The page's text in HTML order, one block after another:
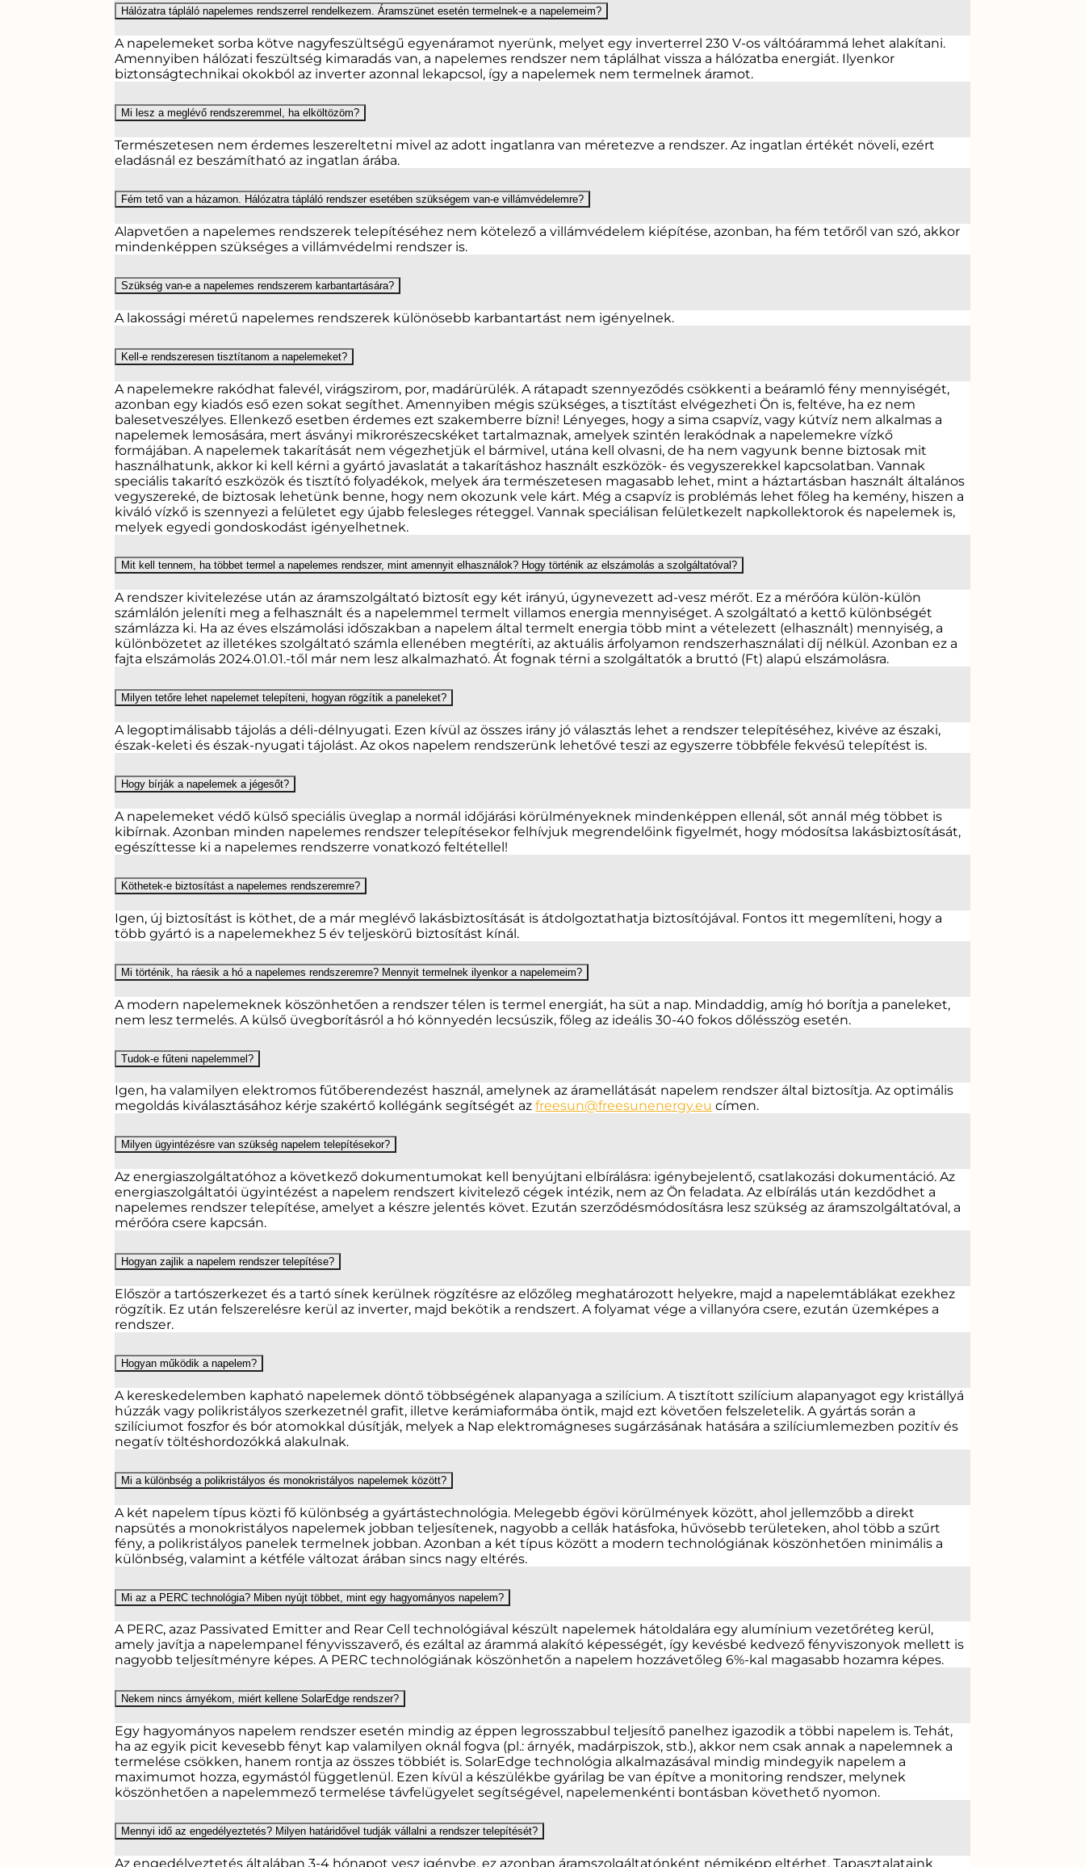
Hálózatra tápláló napelemes rendszerrel rendelkezem. Áramszünet esetén termelnek-e a napelemeim?
A napelemeket sorba kötve nagyfeszültségű egyenáramot nyerünk, melyet egy inverterrel 230 V-os váltóárammá lehet alakítani.
Amennyiben hálózati feszültség kimaradás van, a napelemes rendszer nem táplálhat vissza a hálózatba energiát. Ilyenkor
biztonságtechnikai okokból az inverter azonnal lekapcsol, így a napelemek nem termelnek áramot.
Mi lesz a meglévő rendszeremmel, ha elköltözöm?
Természetesen nem érdemes leszereltetni mivel az adott ingatlanra van méretezve a rendszer. Az ingatlan értékét növeli, ezért
eladásnál ez beszámítható az ingatlan árába.
Fém tető van a házamon. Hálózatra tápláló rendszer esetében szükségem van-e villámvédelemre?
Alapvetően a napelemes rendszerek telepítéséhez nem kötelező a villámvédelem kiépítése, azonban, ha fém tetőről van szó, akkor
mindenképpen szükséges a villámvédelmi rendszer is.
Szükség van-e a napelemes rendszerem karbantartására?
A lakossági méretű napelemes rendszerek különösebb karbantartást nem igényelnek.
Kell-e rendszeresen tisztítanom a napelemeket?
A napelemekre rakódhat falevél, virágszirom, por, madárürülék. A rátapadt szennyeződés csökkenti a beáramló fény mennyiségét,
azonban egy kiadós eső ezen sokat segíthet. Amennyiben mégis szükséges, a tisztítást elvégezheti Ön is, feltéve, ha ez nem
balesetveszélyes. Ellenkező esetben érdemes ezt szakemberre bízni! Lényeges, hogy a sima csapvíz, vagy kútvíz nem alkalmas a
napelemek lemosására, mert ásványi mikrorészecskéket tartalmaznak, amelyek szintén lerakódnak a napelemekre vízkő
formájában. A napelemek takarítását nem végezhetjük el bármivel, utána kell olvasni, de ha nem vagyunk benne biztosak mit
használhatunk, akkor ki kell kérni a gyártó javaslatát a takarításhoz használt eszközök- és vegyszerekkel kapcsolatban. Vannak
speciális takarító eszközök és tisztító folyadékok, melyek ára természetesen magasabb lehet, mint a háztartásban használt általános
vegyszereké, de biztosak lehetünk benne, hogy nem okozunk vele kárt. Még a csapvíz is problémás lehet főleg ha kemény, hiszen a
kiváló vízkő is szennyezi a felületet egy újabb felesleges réteggel. Vannak speciálisan felületkezelt napkollektorok és napelemek is,
melyek egyedi gondoskodást igényelhetnek.
Mit kell tennem, ha többet termel a napelemes rendszer, mint amennyit elhasználok? Hogy történik az elszámolás a szolgáltatóval?
A rendszer kivitelezése után az áramszolgáltató biztosít egy két irányú, úgynevezett ad-vesz mérőt. Ez a mérőóra külön-külön
számlálón jeleníti meg a felhasznált és a napelemmel termelt villamos energia mennyiséget. A szolgáltató a kettő különbségét
számlázza ki. Ha az éves elszámolási időszakban a napelem által termelt energia több mint a vételezett (elhasznált) mennyiség, a
különbözetet az illetékes szolgáltató számla ellenében megtéríti, az aktuális árfolyamon rendszerhasználati díj nélkül. Azonban ez a
fajta elszámolás 2024.01.01.-től már nem lesz alkalmazható. Át fognak térni a szolgáltatók a bruttó (Ft) alapú elszámolásra.
Milyen tetőre lehet napelemet telepíteni, hogyan rögzítik a paneleket?
A legoptimálisabb tájolás a déli-délnyugati. Ezen kívül az összes irány jó választás lehet a rendszer telepítéséhez, kivéve az északi,
észak-keleti és észak-nyugati tájolást. Az okos napelem rendszerünk lehetővé teszi az egyszerre többféle fekvésű telepítést is.
Hogy bírják a napelemek a jégesőt?
A napelemeket védő külső speciális üveglap a normál időjárási körülményeknek mindenképpen ellenál, sőt annál még többet is
kibírnak. Azonban minden napelemes rendszer telepítésekor felhívjuk megrendelőink figyelmét, hogy módosítsa lakásbiztosítását,
egészíttesse ki a napelemes rendszerre vonatkozó feltétellel!
Köthetek-e biztosítást a napelemes rendszeremre?
Igen, új biztosítást is köthet, de a már meglévő lakásbiztosítását is átdolgoztathatja biztosítójával. Fontos itt megemlíteni, hogy a
több gyártó is a napelemekhez 5 év teljeskörű biztosítást kínál.
Mi történik, ha ráesik a hó a napelemes rendszeremre? Mennyit termelnek ilyenkor a napelemeim?
A modern napelemeknek köszönhetően a rendszer télen is termel energiát, ha süt a nap. Mindaddig, amíg hó borítja a paneleket,
nem lesz termelés. A külső üvegborításról a hó könnyedén lecsúszik, főleg az ideális 30-40 fokos dőlésszög esetén.
Tudok-e fűteni napelemmel?
Igen, ha valamilyen elektromos fűtőberendezést használ, amelynek az áramellátását napelem rendszer által biztosítja. Az optimális
megoldás kiválasztásához kérje szakértő kollégánk segítségét azfreesun@freesunenergy.eu címen.
Milyen ügyintézésre van szükség napelem telepítésekor?
Az energiaszolgáltatóhoz a következő dokumentumokat kell benyújtani elbírálásra: igénybejelentő, csatlakozási dokumentáció. Az
energiaszolgáltatói ügyintézést a napelem rendszert kivitelező cégek intézik, nem az Ön feladata. Az elbírálás után kezdődhet a
napelemes rendszer telepítése, amelyet a készre jelentés követ. Ezután szerződésmódosításra lesz szükség az áramszolgáltatóval, a
mérőóra csere kapcsán.
Hogyan zajlik a napelem rendszer telepítése?
Először a tartószerkezet és a tartó sínek kerülnek rögzítésre az előzőleg meghatározott helyekre, majd a napelemtáblákat ezekhez
rögzítik. Ez után felszerelésre kerül az inverter, majd bekötik a rendszert. A folyamat vége a villanyóra csere, ezután üzemképes a
rendszer.
Hogyan működik a napelem?
A kereskedelemben kapható napelemek döntő többségének alapanyaga a szilícium. A tisztított szilícium alapanyagot egy kristállyá
húzzák vagy polikristályos szerkezetnél grafit, illetve kerámiaformába öntik, majd ezt követően felszeletelik. A gyártás során a
szilíciumot foszfor és bór atomokkal dúsítják, melyek a Nap elektromágneses sugárzásának hatására a szilíciumlemezben pozitív és
negatív töltéshordozókká alakulnak.
Mi a különbség a polikristályos és monokristályos napelemek között?
A két napelem típus közti fő különbség a gyártástechnológia. Melegebb égövi körülmények között, ahol jellemzőbb a direkt
napsütés a monokristályos napelemek jobban teljesítenek, nagyobb a cellák hatásfoka, hűvösebb területeken, ahol több a szűrt
fény, a polikristályos panelek termelnek jobban. Azonban a két típus között a modern technológiának köszönhetően minimális a
különbség, valamint a kétféle változat árában sincs nagy eltérés.
Mi az a PERC technológia? Miben nyújt többet, mint egy hagyományos napelem?
A PERC, azaz Passivated Emitter and Rear Cell technológiával készült napelemek hátoldalára egy alumínium vezetőréteg kerül,
amely javítja a napelempanel fényvisszaverő, és ezáltal az árammá alakító képességét, így kevésbé kedvező fényviszonyok mellett is
nagyobb teljesítményre képes. A PERC technológiának köszönhetőn a napelem hozzávetőleg 6%-kal magasabb hozamra képes.
Nekem nincs árnyékom, miért kellene SolarEdge rendszer?
Egy hagyományos napelem rendszer esetén mindig az éppen legrosszabbul teljesítő panelhez igazodik a többi napelem is. Tehát,
ha az egyik picit kevesebb fényt kap valamilyen oknál fogva (pl.: árnyék, madárpiszok, stb.), akkor nem csak annak a napelemnek a
termelése csökken, hanem rontja az összes többiét is. SolarEdge technológia alkalmazásával mindig mindegyik napelem a
maximumot hozza, egymástól függetlenül. Ezen kívül a készülékbe gyárilag be van építve a monitoring rendszer, melynek
köszönhetően a napelemmező termelése távfelügyelet segítségével, napelemenkénti bontásban követhető nyomon.
Mennyi idő az engedélyeztetés? Milyen határidővel tudják vállalni a rendszer telepítését?
Az engedélyeztetés általában 3-4 hónapot vesz igénybe, ez azonban áramszolgáltatónként némiképp eltérhet. Tapasztalataink